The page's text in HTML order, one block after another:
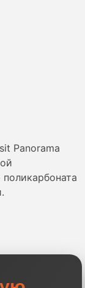
Panorama